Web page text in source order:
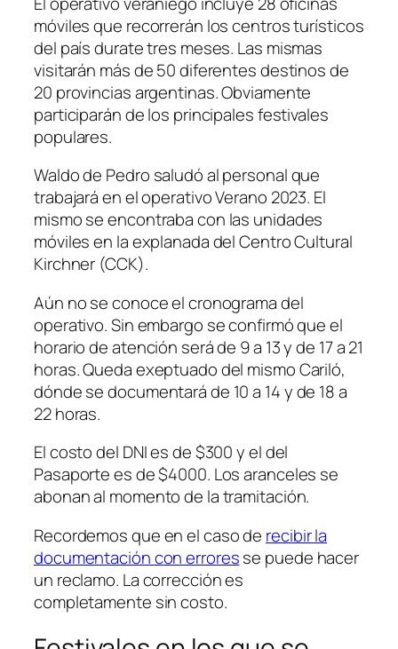
móviles que recorrerán los centros turísticos
del país durate tres meses. Las mismas
visitarán más de 50 diferentes destinos de
20 provincias argentinas. Obviamente
participarán de los principales festivales
populares.
Waldo de Pedro saludó al personal que
trabajará en el operativo Verano 2023. El
mismo se encontraba con las unidades
móviles en la explanada del Centro Cultural
Kirchner (CCK).
Aún no se conoce el cronograma del
operativo. Sin embargo se confirmó que el
horario de atención será de 9 a 13 y de 17 a 21
horas. Queda exeptuado del mismo Cariló,
dónde se documentará de 10 a 14 y de 18 a
22 horas.
El costo del DNI es de $300 y el del
Pasaporte es de $4000. Los aranceles se
abonan al momento de la tramitación.
Recordemos que en el caso de recibir la
documentación con erroresse puede hacer
un reclamo. La corrección es
completamente sin costo.